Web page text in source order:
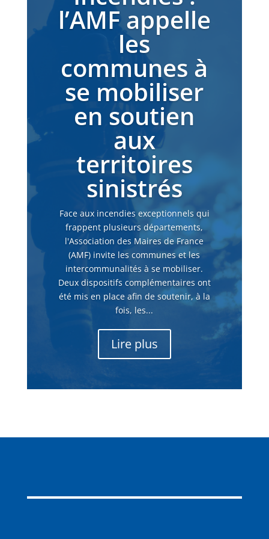
l’AMF appelle
les
communes à
se mobiliser
en soutien
aux
territoires
sinistrés
Face aux incendies exceptionnels qui
frappent plusieurs départements,
l'Association des Maires de France
(AMF) invite les communes et les
intercommunalités à se mobiliser.
Deux dispositifs complémentaires ont
été mis en place afin de soutenir, à la
fois, les...
Lire plus